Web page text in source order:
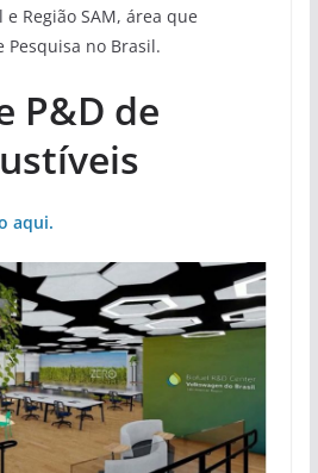
Região SAM, área que
Pesquisa no Brasil.
P&D de
aqui.